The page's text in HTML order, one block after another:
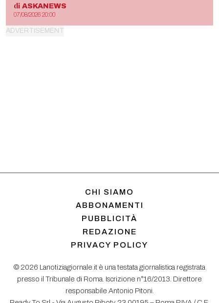
di ASKANEWS
07/08/2026 20:00
CHI SIAMO
ABBONAMENTI
PUBBLICITÀ
REDAZIONE
PRIVACY POLICY
© 2026 Lanotiziagiornale.it è una testata giornalistica registrata
presso il Tribunale di Roma. Iscrizione n°16/2013. Direttore
responsabile Antonio Pitoni.